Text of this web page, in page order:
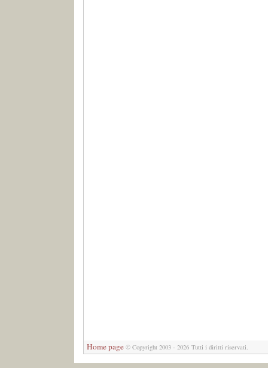
Home page © Copyright 2003 - 2026 Tutti i diritti riservati.